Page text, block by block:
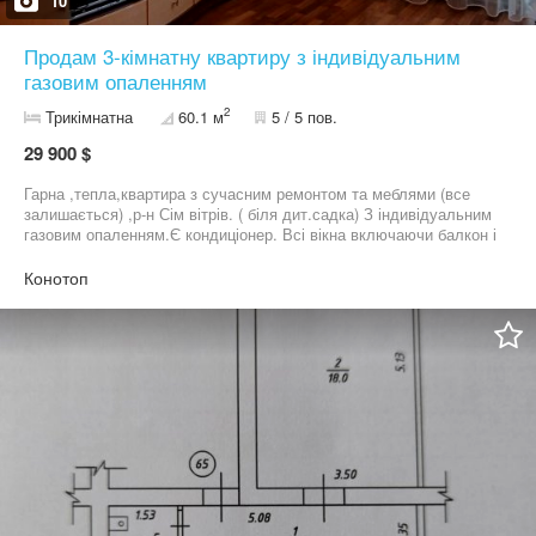
Продам 3-кімнатну квартиру з індивідуальним
газовим опаленням
Трикімнатна 60.1 м2 5 / 5 пов.
29 900 $
Гарна ,тепла,квартира з сучасним ремонтом та меблями (все
залишається) ,р-н Сім вітрів. ( біля дит.садка) З індивідуальним
газовим опаленням.Є кондиціонер. Всі вікна включаючи балкон і
дерев'яні ( не МДФ) вхідні -двійні .питання по телефону.
Конотоп